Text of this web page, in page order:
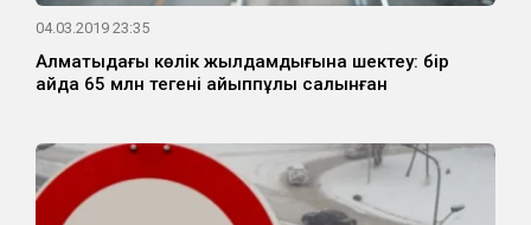
04.03.2019 23:35
Алматыдағы көлік жылдамдығына шектеу: бір
айда 65 млн теңгенің айыппұлы салынған